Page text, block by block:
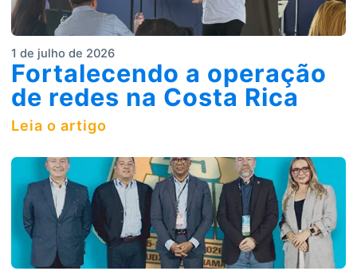
1 de julho de 2026
Fortalecendo a operação
de redes na Costa Rica
Leia o artigo